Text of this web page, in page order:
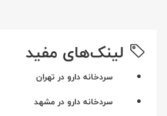
لینک‌های مفید
سردخانه دارو در تهران
سردخانه دارو در مشهد